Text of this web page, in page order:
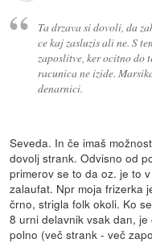
Ta drzava si dovoli, da
ce kaj zasluzis ali ne. S
zaposlitve, ker ocitno do
racunica ne izide.
denarnici.
Seveda. In če imaš
dovolj strank. Odvisno od
primerov se to da oz. je to
zalaufat. Npr moja frizerka
črno, strigla folk okoli. Ko
8 urni delavnik vsak dan,
polno (več strank - več